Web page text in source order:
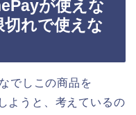
が使えな
切れで使えな
でしこの商品を
ようと、考えているの